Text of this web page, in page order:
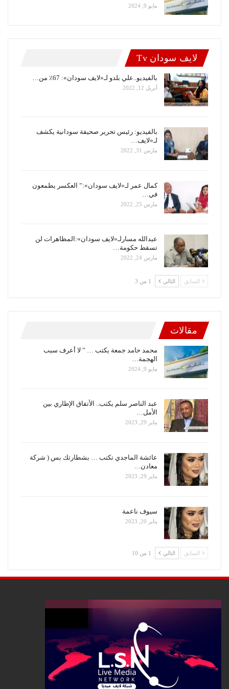
مايو 9, 2024
لايف سودان Tv
بالفيديو..علي بلدو لـ«لايف سودان»: 67٪ من…
أبريل 12, 2022
بالفيديو: رئيس تحرير صحيفة سودانية يكشف
لـ«لايف…
مارس 31, 2022
كمال عمر لـ«لايف سودان»:” العكسر يطمعون
في…
مارس 25, 2022
عبدالله مسارلـ«لايف سودان»:المظاهرات لن
تسقط حكومة…
مارس 24, 2022
السابق التالي 1 من 3
مقالات
محمد حامد جمعة يكتب … ” لا أعرف سبب
الهجمة…
مايو 9, 2024
عبد الناصر سلم يكتب.. الأتفاق الإطاري بين
الأمل…
يناير 29, 2023
عائشة الماجدي تكتب … بشطارتك بس ( شركة
معادن…
يناير 29, 2023
سيوف ناعمة
يناير 20, 2023
السابق التالي 1 من 10